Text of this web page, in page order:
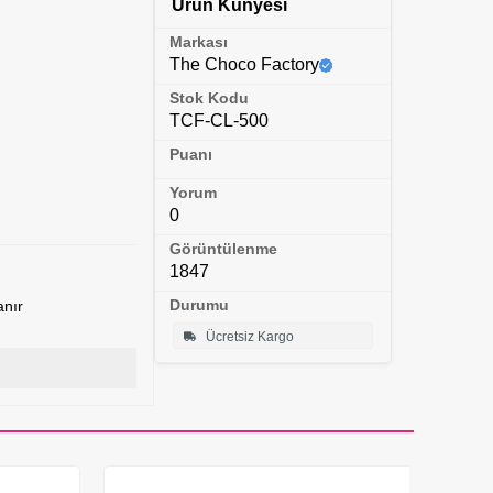
Ürün Künyesi
Markası
The Choco Factory
Stok Kodu
TCF-CL-500
Puanı
Yorum
0
Görüntülenme
1847
Durumu
Ücretsiz Kargo